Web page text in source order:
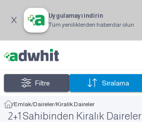
Uygulamayı indirin
Tüm yeniliklerden haberdar olun
Filtre Sıralama
/Emlak/Daireler/Kiralık Daireler
2+1 Sahibinden Kiralık Daireler